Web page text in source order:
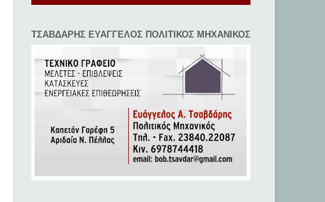
ΤΣΑΒΔΑΡΗΣ ΕΥΑΓΓΕΛΟΣ ΠΟΛΙΤΙΚΟΣ ΜΗΧΑΝΙΚΟΣ